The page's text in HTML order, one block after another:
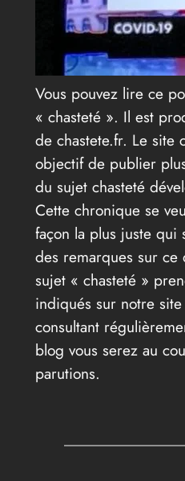
Vous pouvez lire ce
« chasteté ». Il est
de chastete.fr. Le site
objectif de publier
du sujet chasteté
Cette chronique se
façon la plus juste qui
des remarques sur ce
sujet « chasteté »
indiqués sur notre
consultant
blog vous serez au
parutions.